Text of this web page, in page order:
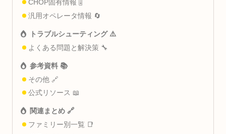
CHOP固有情報 🎚️
汎用オペレータ情報 🔄
トラブルシューティング ⚠️
よくある問題と解決策 🔧
参考資料 📚
その他 🔗
公式リソース 📖
関連まとめ 🔗
ファミリー別一覧 📑